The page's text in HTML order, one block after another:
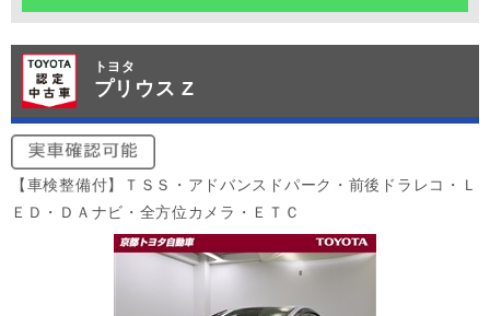
トヨタ
プリウス Z
【車検整備付】ＴＳＳ・アドバンスドパーク・前後ドラレコ・Ｌ
ＥＤ・ＤＡナビ・全方位カメラ・ＥＴＣ